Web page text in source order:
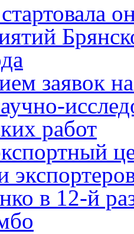
заявок
работ
в 12-й